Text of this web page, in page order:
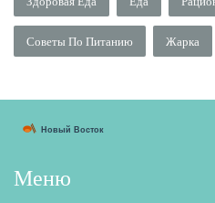
Советы По Питанию Жарка
Меню